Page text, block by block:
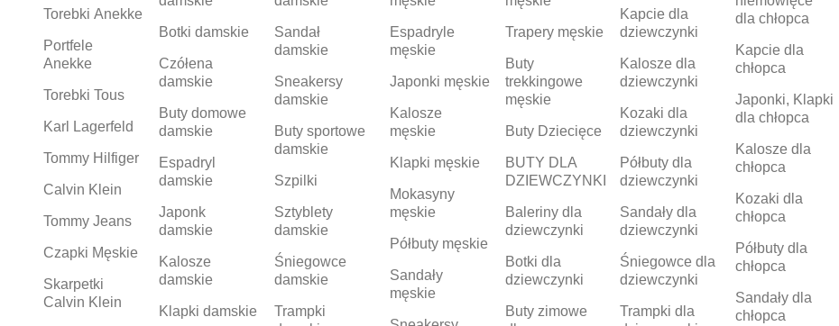
Torebki Anekke
Portfele
Anekke
Torebki Tous
Karl Lagerfeld
Tommy Hilfiger
Calvin Klein
Tommy Jeans
Czapki Męskie
Skarpetki
Calvin Klein
Botki damskie
Czółena
damskie
Buty domowe
damskie
Espadryl
damskie
Japonk
damskie
Kalosze
damskie
Klapki damskie
Sandał
damskie
Sneakersy
damskie
Buty sportowe
damskie
Szpilki
Sztyblety
damskie
Śniegowce
damskie
Trampki
Espadryle
męskie
Japonki męskie
Kalosze
męskie
Klapki męskie
Mokasyny
męskie
Półbuty męskie
Sandały
męskie
Trapery męskie
Buty
trekkingowe
męskie
Buty Dziecięce
BUTY DLA
DZIEWCZYNKI
Baleriny dla
dziewczynki
Botki dla
dziewczynki
Buty zimowe
Kapcie dla
dziewczynki
Kalosze dla
dziewczynki
Kozaki dla
dziewczynki
Półbuty dla
dziewczynki
Sandały dla
dziewczynki
Śniegowce dla
dziewczynki
Trampki dla
dla chłopca
Kapcie dla
chłopca
Japonki, Klapki
dla chłopca
Kalosze dla
chłopca
Kozaki dla
chłopca
Półbuty dla
chłopca
Sandały dla
chłopca